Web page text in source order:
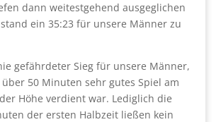
dann weitestgehend ausgeglichen
ein 35:23 für unsere Männer zu
gefährdeter Sieg für unsere Männer,
50 Minuten sehr gutes Spiel am
Höhe verdient war. Lediglich die
der ersten Halbzeit ließen kein